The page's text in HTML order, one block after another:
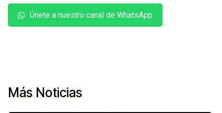
Únete a nuestro canal de WhatsApp
Más Noticias